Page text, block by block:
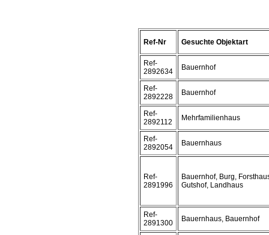
Ref-Nr Gesuchte Objektart
Ref-
2892634
Bauernhof
Ref-
2892228
Bauernhof
Ref-
2892112
Mehrfamilienhaus
Ref-
2892054
Bauernhaus
Ref-
2891996
Bauernhof, Burg,
Gutshof, Landhaus
Ref-
2891300
Bauernhaus, Bauernhof